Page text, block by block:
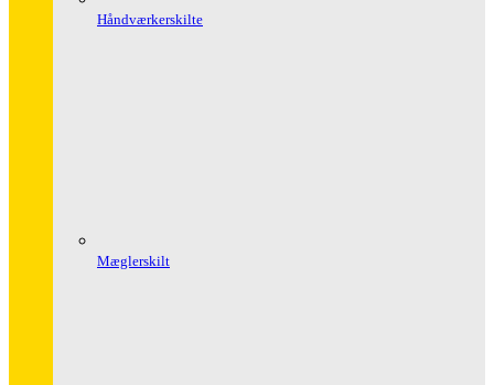
Håndværkerskilte
Mæglerskilt